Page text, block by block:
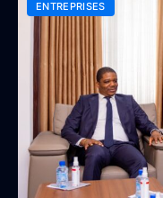
ENTREPRISES